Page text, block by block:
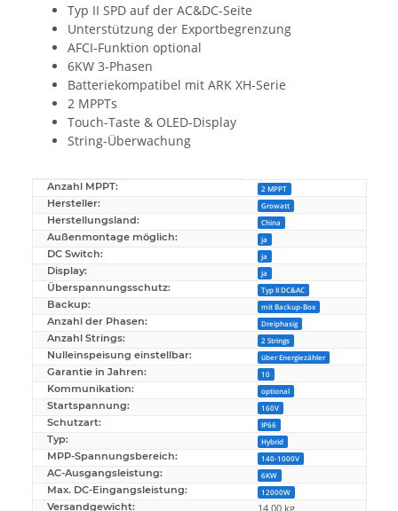
Typ II SPD auf der AC&DC-Seite
Unterstützung der Exportbegrenzung
AFCI-Funktion optional
6KW 3-Phasen
Batteriekompatibel mit ARK XH-Serie
2 MPPTs
Touch-Taste & OLED-Display
String-Überwachung
Produkteigenschaft
Wert
Anzahl MPPT: 2 MPPT
Hersteller: Growatt
Herstellungsland: China
Außenmontage möglich: ja
DC Switch: ja
Display: ja
Überspannungsschutz: Typ II DC&AC
Backup: mit Backup-Box
Anzahl der Phasen: Dreiphasig
Anzahl Strings: 2 Strings
Nulleinspeisung einstellbar: über Energiezähler
Garantie in Jahren: 10
Kommunikation: optional
Startspannung: 160V
Schutzart: IP66
Typ: Hybrid
MPP-Spannungsbereich: 140-1000V
AC-Ausgangsleistung: 6KW
Max. DC-Eingangsleistung: 12000W
Versandgewicht: 14,00 kg